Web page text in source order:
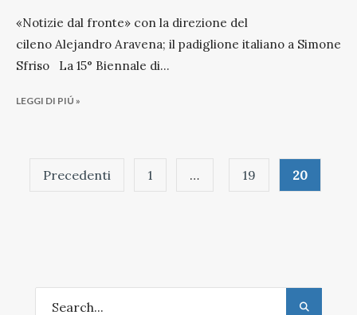
«Notizie dal fronte» con la direzione del
cileno Alejandro Aravena; il padiglione italiano a Simone
Sfriso La 15° Biennale di...
LEGGI DI PIÚ »
degli
Precedenti 1 … 19 20